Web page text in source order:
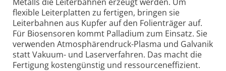
flexible Leiterplatten zu fertigen, bringen sie
Leiterbahnen aus Kupfer auf den Folienträger auf.
Für Biosensoren kommt Palladium zum Einsatz. Sie
verwenden Atmosphärendruck-Plasma und Galvanik
statt Vakuum- und Laserverfahren. Das macht die
Fertigung kostengünstig und ressourceneffizient.